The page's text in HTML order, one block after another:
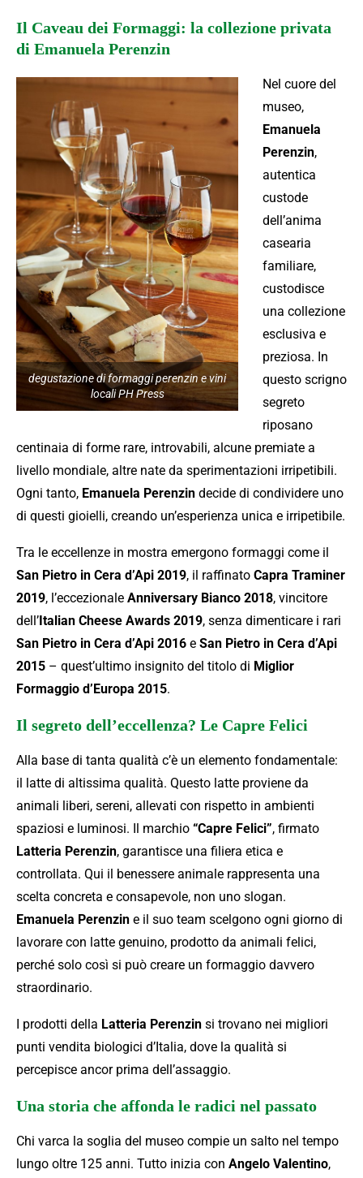
Il Caveau dei Formaggi: la collezione privata
di Emanuela Perenzin
degustazione di formaggi perenzin e vini
locali PH Press
Nel cuore del
museo,
Emanuela
Perenzin,
autentica
custode
dell’anima
casearia
familiare,
custodisce
una collezione
esclusiva e
preziosa. In
questo scrigno
segreto
riposano
centinaia di forme rare, introvabili, alcune premiate a
livello mondiale, altre nate da sperimentazioni irripetibili.
Ogni tanto, Emanuela Perenzin decide di condividere uno
di questi gioielli, creando un’esperienza unica e irripetibile.
Tra le eccellenze in mostra emergono formaggi come il
San Pietro in Cera d’Api 2019, il raffinato Capra Traminer
2019, l’eccezionale Anniversary Bianco 2018, vincitore
dell’Italian Cheese Awards 2019, senza dimenticare i rari
San Pietro in Cera d’Api 2016 e San Pietro in Cera d’Api
2015 – quest’ultimo insignito del titolo di Miglior
Formaggio d’Europa 2015.
Il segreto dell’eccellenza? Le Capre Felici
Alla base di tanta qualità c’è un elemento fondamentale:
il latte di altissima qualità. Questo latte proviene da
animali liberi, sereni, allevati con rispetto in ambienti
spaziosi e luminosi. Il marchio “Capre Felici”, firmato
Latteria Perenzin, garantisce una filiera etica e
controllata. Qui il benessere animale rappresenta una
scelta concreta e consapevole, non uno slogan.
Emanuela Perenzin e il suo team scelgono ogni giorno di
lavorare con latte genuino, prodotto da animali felici,
perché solo così si può creare un formaggio davvero
straordinario.
I prodotti della Latteria Perenzin si trovano nei migliori
punti vendita biologici d’Italia, dove la qualità si
percepisce ancor prima dell’assaggio.
Una storia che affonda le radici nel passato
Chi varca la soglia del museo compie un salto nel tempo
lungo oltre 125 anni. Tutto inizia con Angelo Valentino,